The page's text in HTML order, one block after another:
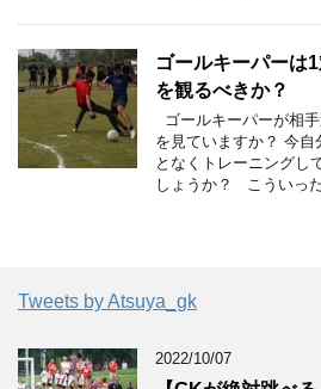
ゴールキーパーは
を観るべきか？
ゴールキーパーが相
を見ていますか？ 今
となくトレーニングし
しょうか？ こういっ
Tweets by Atsuya_gk
2022/10/07